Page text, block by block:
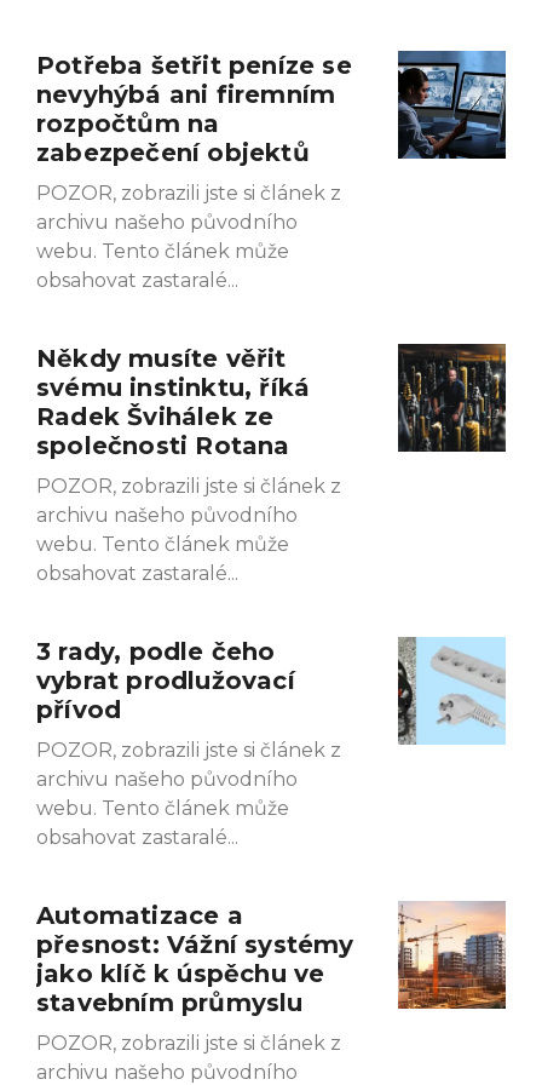
Potřeba šetřit peníze se
nevyhýbá ani firemním
rozpočtům na
zabezpečení objektů
POZOR, zobrazili jste si článek z
archivu našeho původního
webu. Tento článek může
obsahovat zastaralé
Někdy musíte věřit
svému instinktu, říká
Radek Švihálek ze
společnosti Rotana
POZOR, zobrazili jste si článek z
archivu našeho původního
webu. Tento článek může
obsahovat zastaralé
3 rady, podle čeho
vybrat prodlužovací
přívod
POZOR, zobrazili jste si článek z
archivu našeho původního
webu. Tento článek může
obsahovat zastaralé
Automatizace a
přesnost: Vážní systémy
jako klíč k úspěchu ve
stavebním průmyslu
POZOR, zobrazili jste si článek z
archivu našeho původního